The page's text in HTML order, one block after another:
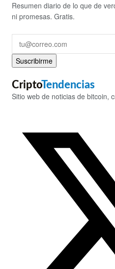
Resumen diario de lo que de
ni promesas. Gratis.
Suscribirme
CriptoTendencias
Sitio web de noticias de bitcoin,